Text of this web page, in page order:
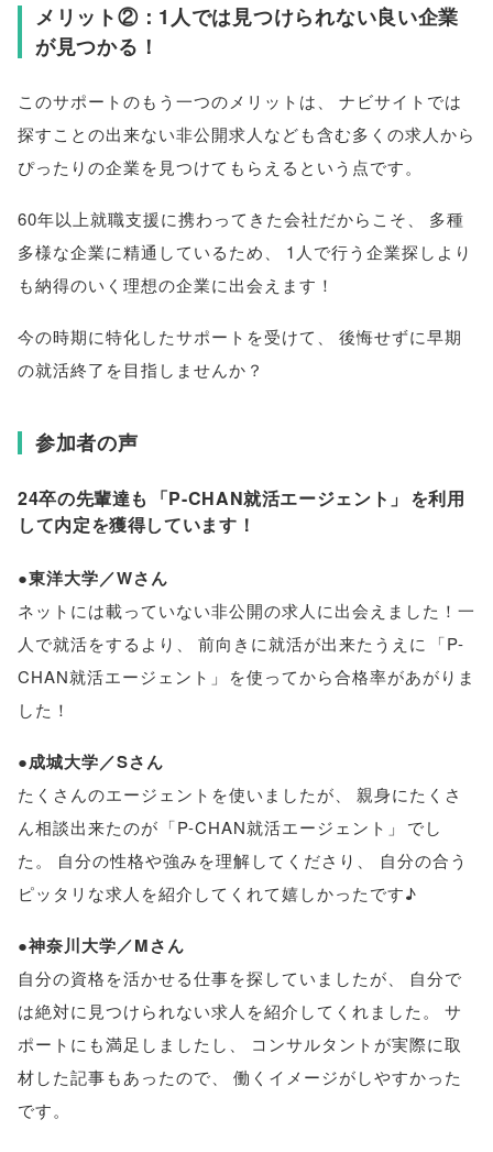
メリット②：1人では見つけられない良い企業
が見つかる！
このサポートのもう一つのメリットは
ナビサイトでは
探すことの出来ない非公開求人なども含む多くの求人から
ぴったりの企業を見つけてもらえるという点です。
60年以上就職支援に携わってきた会社だからこそ
多種
多様な企業に精通しているため
1人で行う企業探しより
も納得のいく理想の企業に出会えます！
今の時期に特化したサポートを受けて
後悔せずに早期
の就活終了を目指しませんか？
参加者の声
24卒の先輩達も 「P-CHAN就活エージェント 」 を利用
して内定を獲得しています！
●東洋大学／Wさん
ネットには載っていない非公開の求人に出会えました！一
人で就活をするより
前向きに就活が出来たうえに 「P-
CHAN就活エージェント 」
を使ってから合格率があがりま
した！
●成城大学／Sさん
たくさんのエージェントを使いましたが
親身にたくさ
ん相談出来たのが 「P-CHAN就活エージェント 」
でし
た 。 自分の性格や強みを理解してくださり
自分の合う
ピッタリな求人を紹介してくれて嬉しかったです♪
●神奈川大学／Mさん
自分の資格を活かせる仕事を探していましたが
自分で
は絶対に見つけられない求人を紹介してくれました 。
サ
ポートにも満足しましたし
コンサルタントが実際に取
材した記事もあったので
働くイメージがしやすかった
です。